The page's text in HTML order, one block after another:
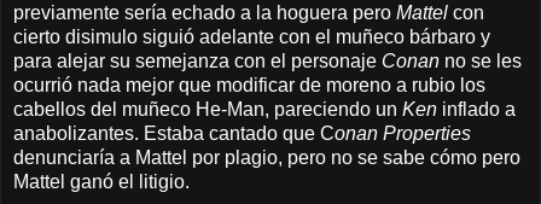
previamente sería echado a la hoguera pero Mattel con
cierto disimulo siguió adelante con el muñeco bárbaro y
para alejar su semejanza con el personaje Conan no se les
ocurrió nada mejor que modificar de moreno a rubio los
cabellos del muñeco He-Man, pareciendo un Ken inflado a
anabolizantes. Estaba cantado que Conan Properties
denunciaría a Mattel por plagio, pero no se sabe cómo pero
Mattel ganó el litigio.